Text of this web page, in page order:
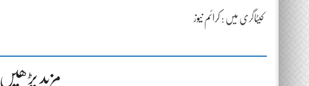
کیٹاگری میں : کرائم نیوز
مزید پڑھیں